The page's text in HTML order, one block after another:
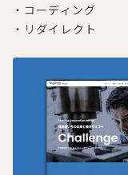
・コーディング
・リダイレクト